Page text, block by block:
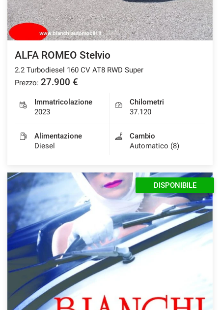
ALFA ROMEO Stelvio
2.2 Turbodiesel 160 CV AT8 RWD Super
Prezzo: 27.900 €
Immatricolazione
2023
Chilometri
37.120
Alimentazione
Diesel
Cambio
Automatico (8)
DISPONIBILE
le
tue
scelte
momento.
Cookie per il miglioramento dell'esperienza utente
Cookie analitici
Cookie di marketing
Leggi
la
cookie
policy